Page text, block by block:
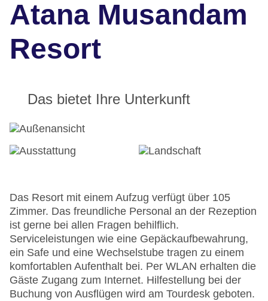
Atana Musandam
Resort
Das bietet Ihre Unterkunft
Das Resort mit einem Aufzug verfügt über 105
Zimmer. Das freundliche Personal an der Rezeption
ist gerne bei allen Fragen behilflich.
Serviceleistungen wie eine Gepäckaufbewahrung,
ein Safe und eine Wechselstube tragen zu einem
komfortablen Aufenthalt bei. Per WLAN erhalten die
Gäste Zugang zum Internet. Hilfestellung bei der
Buchung von Ausflügen wird am Tourdesk geboten.